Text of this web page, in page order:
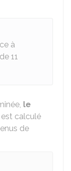
à
11
le
est calculé
de